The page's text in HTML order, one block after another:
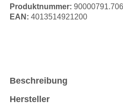
Produktnummer: 90000791.706
EAN: 4013514921200
Beschreibung
Hersteller